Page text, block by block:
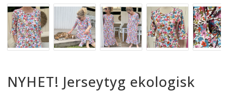
NYHET! Jerseytyg ekologisk